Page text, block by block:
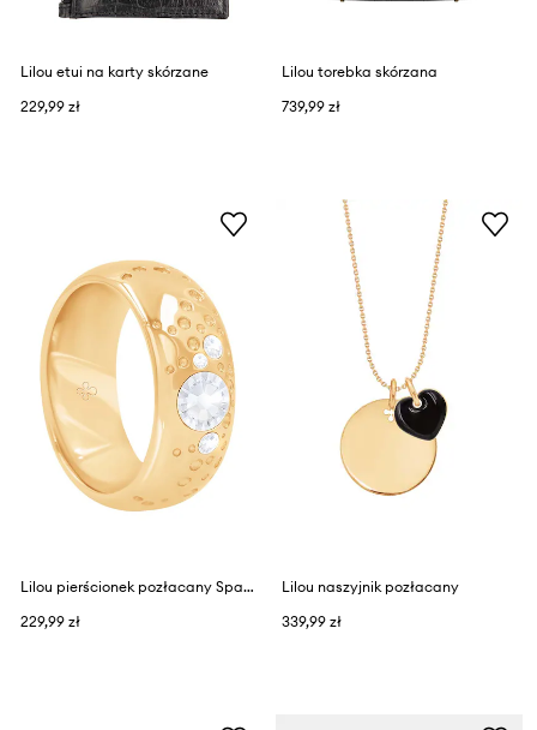
Lilou etui na karty skórzane
229,99 zł
Lilou torebka skórzana
739,99 zł
Lilou pierścionek pozłacany Sparkling
229,99 zł
Lilou naszyjnik pozłacany
339,99 zł